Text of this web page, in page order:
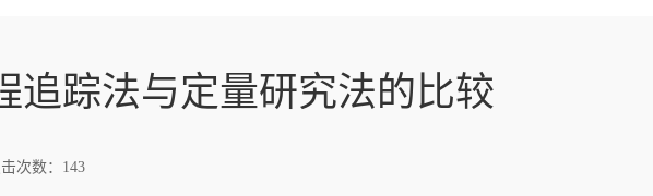
踪法与定量研究法的比较
次数： 143